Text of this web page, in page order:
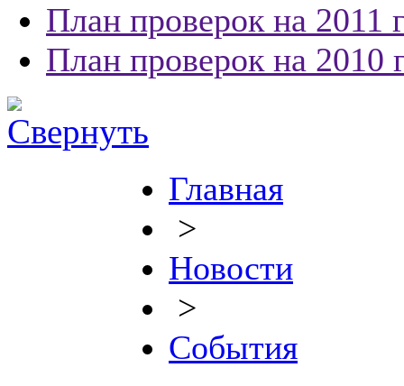
План проверок на 2011
План проверок на 2010
Главная
>
Новости
>
События